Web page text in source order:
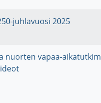
juhlavuosi 2025
nuorten vapaa-